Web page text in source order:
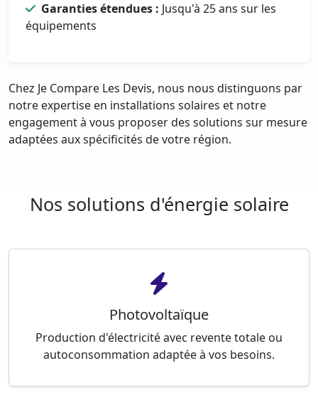
Garanties étendues : Jusqu'à 25 ans sur les
équipements
Chez Je Compare Les Devis, nous nous distinguons par
notre expertise en installations solaires et notre
engagement à vous proposer des solutions sur mesure
adaptées aux spécificités de votre région.
Nos solutions d'énergie solaire
Photovoltaïque
Production d'électricité avec revente totale ou
autoconsommation adaptée à vos besoins.